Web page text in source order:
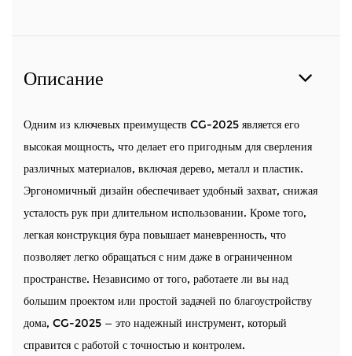
Описание
Одним из ключевых преимуществ CG-2025 является его
высокая мощность, что делает его пригодным для сверления
различных материалов, включая дерево, металл и пластик.
Эргономичный дизайн обеспечивает удобный захват, снижая
усталость рук при длительном использовании. Кроме того,
легкая конструкция бура повышает маневренность, что
позволяет легко обращаться с ним даже в ограниченном
пространстве. Независимо от того, работаете ли вы над
большим проектом или простой задачей по благоустройству
дома, CG-2025 — это надежный инструмент, который
справится с работой с точностью и контролем.